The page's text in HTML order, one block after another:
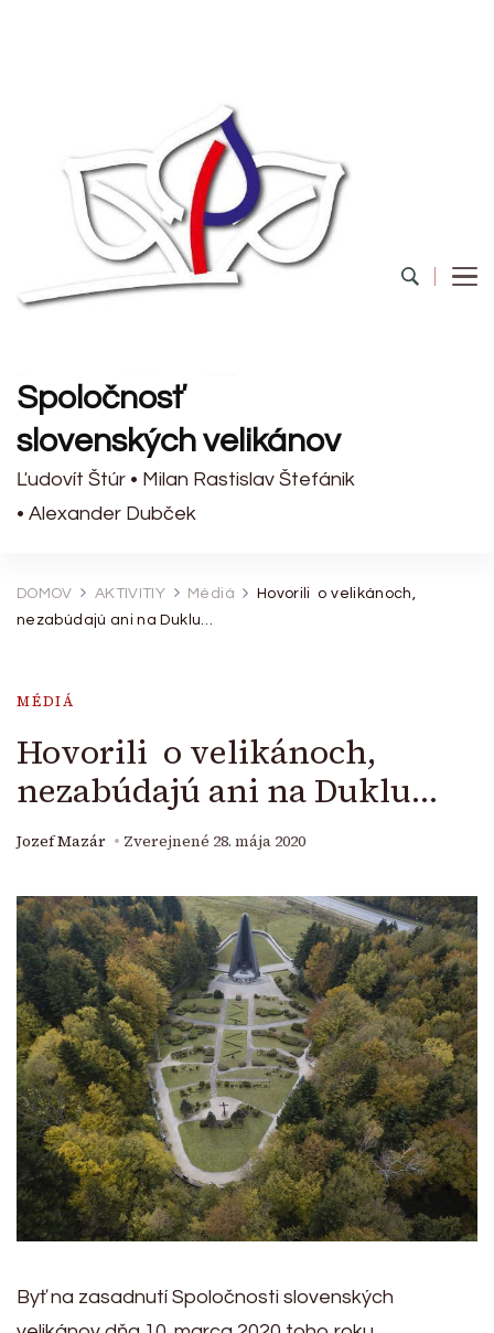
Spoločnosť
slovenských velikánov
Ľudovít Štúr • Milan Rastislav Štefánik
• Alexander Dubček
DOMOV AKTIVITIY Médiá
Hovorili o velikánoch,
nezabúdajú ani na Duklu…
MÉDIÁ
Hovorili o velikánoch,
nezabúdajú ani na Duklu…
Jozef Mazár Zverejnené 28. mája 2020
Byť na zasadnutí Spoločnosti slovenských